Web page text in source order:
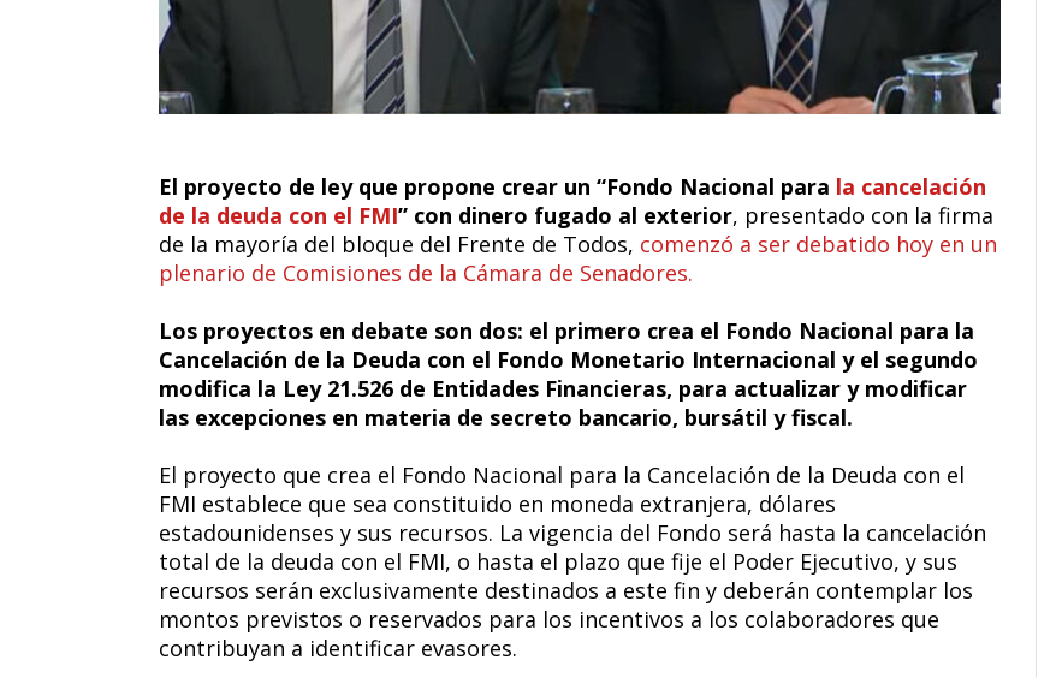
El proyecto de ley que propone crear un “Fondo Nacional para la cancelación
de la deuda con el FMI” con dinero fugado al exterior, presentado con la firma
de la mayoría del bloque del Frente de Todos, comenzó a ser debatido hoy en un
plenario de Comisiones de la Cámara de Senadores.
Los proyectos en debate son dos: el primero crea el Fondo Nacional para la
Cancelación de la Deuda con el Fondo Monetario Internacional y el segundo
modifica la Ley 21.526 de Entidades Financieras, para actualizar y modificar
las excepciones en materia de secreto bancario, bursátil y fiscal.
El proyecto que crea el Fondo Nacional para la Cancelación de la Deuda con el
FMI establece que sea constituido en moneda extranjera, dólares
estadounidenses y sus recursos. La vigencia del Fondo será hasta la cancelación
total de la deuda con el FMI, o hasta el plazo que fije el Poder Ejecutivo, y sus
recursos serán exclusivamente destinados a este fin y deberán contemplar los
montos previstos o reservados para los incentivos a los colaboradores que
contribuyan a identificar evasores.